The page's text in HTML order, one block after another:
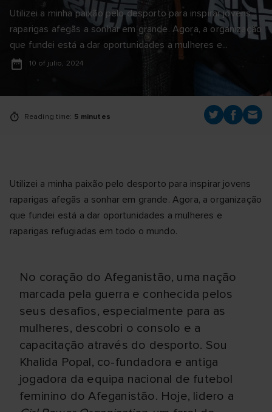
Utilizei a minha paixão pelo desporto para inspirar jovens
raparigas afegãs a sonhar em grande. Agora, a organização
que fundei está a dar oportunidades a mulheres e...
10 of julio, 2024
Reading time: 5 minutes
Utilizei a minha paixão pelo desporto para inspirar jovens
raparigas afegãs a sonhar em grande. Agora, a organização
que fundei está a dar oportunidades a mulheres e
raparigas refugiadas em todo o mundo.
No coração do Afeganistão, uma nação
marcada pela guerra e conhecida pelos
seus desafios, especialmente para as
mulheres, descobri o consolo e a
capacitação através do desporto. Sou
Khalida Popal, co-fundadora e antiga
jogadora da equipa nacional de futebol
feminino do Afeganistão. Hoje, lidero a